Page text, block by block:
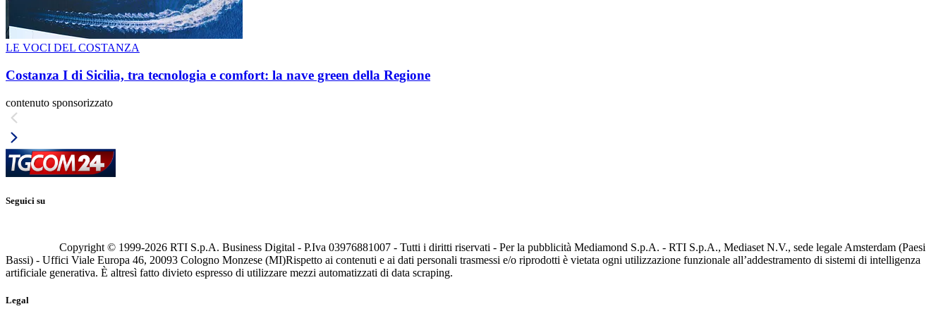
LE VOCI DEL COSTANZA
Costanza I di Sicilia, tra tecnologia e comfort: la nave green della Regione
contenuto sponsorizzato
Seguici su
Copyright © 1999-2026 RTI S.p.A. Business Digital - P.Iva 03976881007 - Tutti i diritti riservati - Per la pubblicità Mediamond S.p.A. - RTI S.p.A., Mediaset N.V., sede legale Amsterdam (Paesi
Bassi) - Uffici Viale Europa 46, 20093 Cologno Monzese (MI)Rispetto ai contenuti e ai dati personali trasmessi e/o riprodotti è vietata ogni utilizzazione funzionale all’addestramento di sistemi di intelligenza
artificiale generativa. È altresì fatto divieto espresso di utilizzare mezzi automatizzati di data scraping.
Legal